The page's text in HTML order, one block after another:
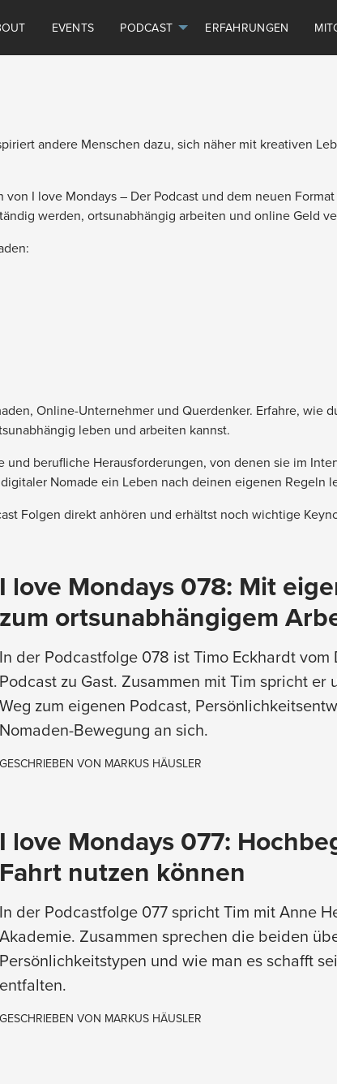
EVENTS PODCAST ERFAHRUNGEN
andere Menschen dazu, sich näher mit kreativen
I love Mondays – Der Podcast und dem neuen
werden, ortsunabhängig arbeiten und online Geld
Online-Unternehmer und Querdenker. Erfahre, wie
leben und arbeiten kannst.
berufliche Herausforderungen, von denen sie im
Nomade ein Leben nach deinen eigenen Regeln
Folgen direkt anhören und erhältst noch wichtige
I love Mondays 078: Mit
zum ortsunabhängigem
In der Podcastfolge 078 ist Timo Eckhardt
Podcast zu Gast. Zusammen mit Tim spricht
Weg zum eigenen Podcast,
Nomaden-Bewegung an sich.
GESCHRIEBEN VON MARKUS HÄUSLER
I love Mondays 077:
Fahrt nutzen können
In der Podcastfolge 077 spricht Tim mit Anne
Akademie. Zusammen sprechen die beiden
Persönlichkeitstypen und wie man es schafft
entfalten.
GESCHRIEBEN VON MARKUS HÄUSLER